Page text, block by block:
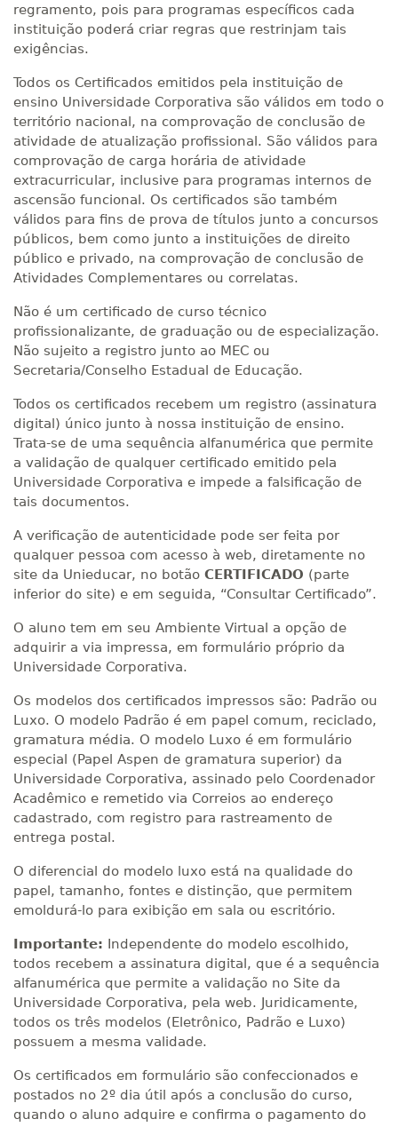
regramento, pois para programas específicos cada
instituição poderá criar regras que restrinjam tais
exigências.
Todos os Certificados emitidos pela instituição de
ensino Universidade Corporativa são válidos em todo o
território nacional, na comprovação de conclusão de
atividade de atualização profissional. São válidos para
comprovação de carga horária de atividade
extracurricular, inclusive para programas internos de
ascensão funcional. Os certificados são também
válidos para fins de prova de títulos junto a concursos
públicos, bem como junto a instituições de direito
público e privado, na comprovação de conclusão de
Atividades Complementares ou correlatas.
Não é um certificado de curso técnico
profissionalizante, de graduação ou de especialização.
Não sujeito a registro junto ao MEC ou
Secretaria/Conselho Estadual de Educação.
Todos os certificados recebem um registro (assinatura
digital) único junto à nossa instituição de ensino.
Trata-se de uma sequência alfanumérica que permite
a validação de qualquer certificado emitido pela
Universidade Corporativa e impede a falsificação de
tais documentos.
A verificação de autenticidade pode ser feita por
qualquer pessoa com acesso à web, diretamente no
site da Unieducar, no botão CERTIFICADO (parte
inferior do site) e em seguida, “Consultar Certificado”.
O aluno tem em seu Ambiente Virtual a opção de
adquirir a via impressa, em formulário próprio da
Universidade Corporativa.
Os modelos dos certificados impressos são: Padrão ou
Luxo. O modelo Padrão é em papel comum, reciclado,
gramatura média. O modelo Luxo é em formulário
especial (Papel Aspen de gramatura superior) da
Universidade Corporativa, assinado pelo Coordenador
Acadêmico e remetido via Correios ao endereço
cadastrado, com registro para rastreamento de
entrega postal.
O diferencial do modelo luxo está na qualidade do
papel, tamanho, fontes e distinção, que permitem
emoldurá-lo para exibição em sala ou escritório.
Importante: Independente do modelo escolhido,
todos recebem a assinatura digital, que é a sequência
alfanumérica que permite a validação no Site da
Universidade Corporativa, pela web. Juridicamente,
todos os três modelos (Eletrônico, Padrão e Luxo)
possuem a mesma validade.
Os certificados em formulário são confeccionados e
postados no 2º dia útil após a conclusão do curso,
quando o aluno adquire e confirma o pagamento do